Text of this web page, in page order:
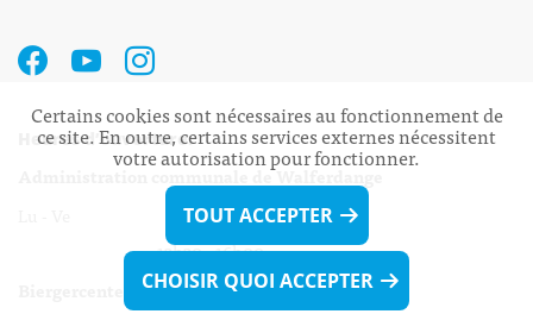
Heures d’ouverture:
Administration communale de Walferdange
Lu - Ve 08h00 - 11h30
13h30 - 16h00
Certains cookies sont nécessaires au fonctionnement de
ce site. En outre, certains services externes nécessitent
votre autorisation pour fonctionner.
TOUT ACCEPTER
CHOISIR QUOI ACCEPTER